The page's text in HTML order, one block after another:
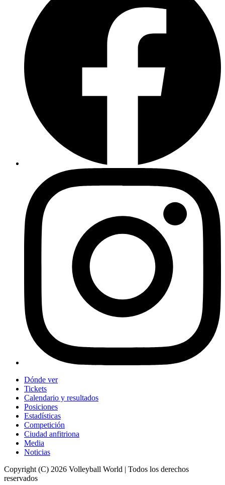
Dónde ver
Tickets
Calendario y resultados
Posiciones
Estadísticas
Competición
Ciudad anfitriona
Media
Noticias
Copyright (C) 2026 Volleyball World | Todos los derechos
reservados